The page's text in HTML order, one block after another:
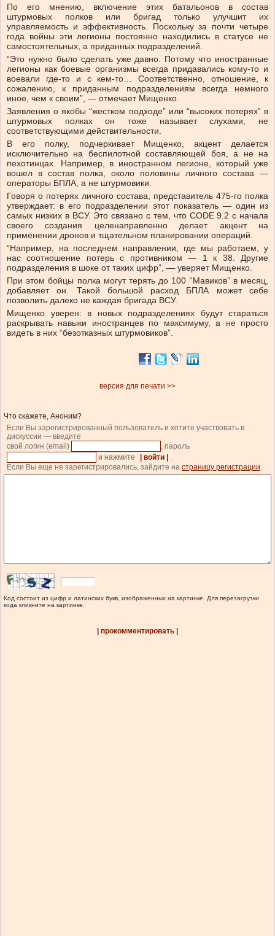
По его мнению, включение этих батальонов в состав
штурмовых полков или бригад только улучшит их
управляемость и эффективность. Поскольку за почти четыре
года войны эти легионы постоянно находились в статусе не
самостоятельных, а приданных подразделений.
“Это нужно было сделать уже давно. Потому что иностранные
легионы как боевые организмы всегда придавались кому-то и
воевали где-то и с кем-то… Соответственно, отношение, к
сожалению, к приданным подразделениям всегда немного
иное, чем к своим”, — отмечает Мищенко.
Заявления о якобы “жестком подходе” или “высоких потерях” в
штурмовых полках он тоже называет слухами, не
соответствующими действительности.
В его полку, подчеркивает Мищенко, акцент делается
исключительно на беспилотной составляющей боя, а не на
пехотинцах. Например, в иностранном легионе, который уже
вошел в состав полка, около половины личного состава —
операторы БПЛА, а не штурмовики.
Говоря о потерях личного состава, представитель 475-го полка
утверждает: в его подразделении этот показатель — один из
самых низких в ВСУ. Это связано с тем, что CODE 9.2 с начала
своего создания целенаправленно делает акцент на
применении дронов и тщательном планировании операций.
“Например, на последнем направлении, где мы работаем, у
нас соотношение потерь с противником — 1 к 38. Другие
подразделения в шоке от таких цифр”, — уверяет Мищенко.
При этом бойцы полка могут терять до 100 “Мавиков” в месяц,
добавляет он. Такой большой расход БПЛА может себе
позволить далеко не каждая бригада ВСУ.
Мищенко уверен: в новых подразделениях будут стараться
раскрывать навыки иностранцев по максимуму, а не просто
видеть в них “безотказных штурмовиков”.
версия для печати >>
Что скажете, Аноним?
Если Вы зарегистрированный пользователь и хотите участвовать в
дискуссии — введите
свой логин (email)
, пароль
и нажмите
| войти |
.
Если Вы еще не зарегистрировались, зайдите на страницу регистрации.
Код состоит из цифр и латинских букв, изображенных на картинке. Для перезагрузки
кода кликните на картинке.
| прокомментировать |